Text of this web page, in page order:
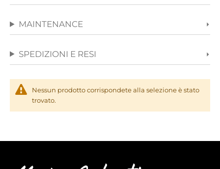
MAINTENANCE
SPEDIZIONI E RESI
Nessun prodotto corrispondete alla selezione è stato
trovato.